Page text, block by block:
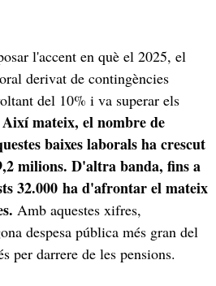
l'accent en què el 2025, el
derivat de contingències
del 10% i va superar els
Així mateix, el nombre de
baixes laborals ha crescut
milions. D'altra banda, fins a
32.000 ha d'afrontar el mateix
Amb aquestes xifres,
despesa pública més gran del
per darrere de les pensions.